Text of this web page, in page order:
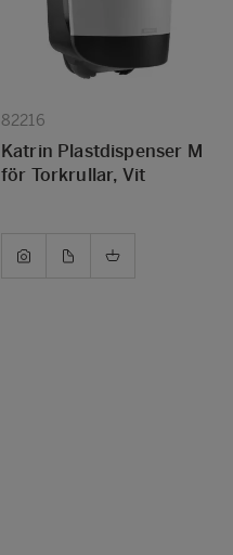
82216
Katrin Plastdispenser M
för Torkrullar, Vit